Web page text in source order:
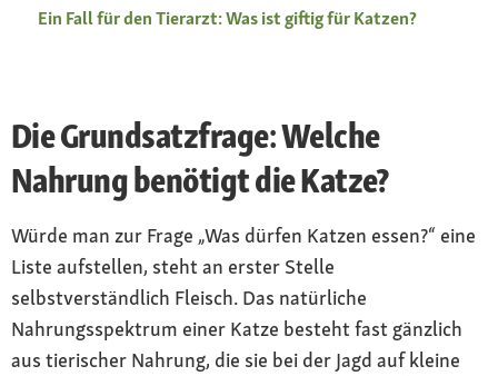
Ein Fall für den Tierarzt: Was ist giftig für Katzen?
Die Grundsatzfrage: Welche
Nahrung benötigt die Katze?
Würde man zur Frage „Was dürfen Katzen essen?“ eine
Liste aufstellen, steht an erster Stelle
selbstverständlich Fleisch. Das natürliche
Nahrungsspektrum einer Katze besteht fast gänzlich
aus tierischer Nahrung, die sie bei der Jagd auf kleine